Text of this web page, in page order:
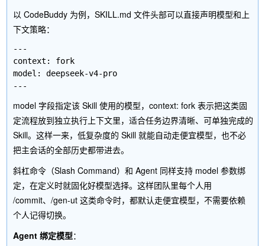
以 CodeBuddy 为例，SKILL.md 文件头部可以直接声明模型和上
下文策略：
---
context: fork
model: deepseek-v4-pro
model 字段指定该 Skill 使用的模型，context: fork 表示把这类固
定流程放到独立执行上下文里，适合任务边界清晰、可单独完成的
Skill。这样一来，低复杂度的 Skill 就能自动走便宜模型，也不必
把主会话的全部历史都带进去。
斜杠命令（Slash Command）和 Agent 同样支持 model 参数绑
定，在定义时就固化好模型选择。这样团队里每个人用
/commit、/gen-ut 这类命令时，都默认走便宜模型，不需要依赖
个人记得切换。
Agent 绑定模型：